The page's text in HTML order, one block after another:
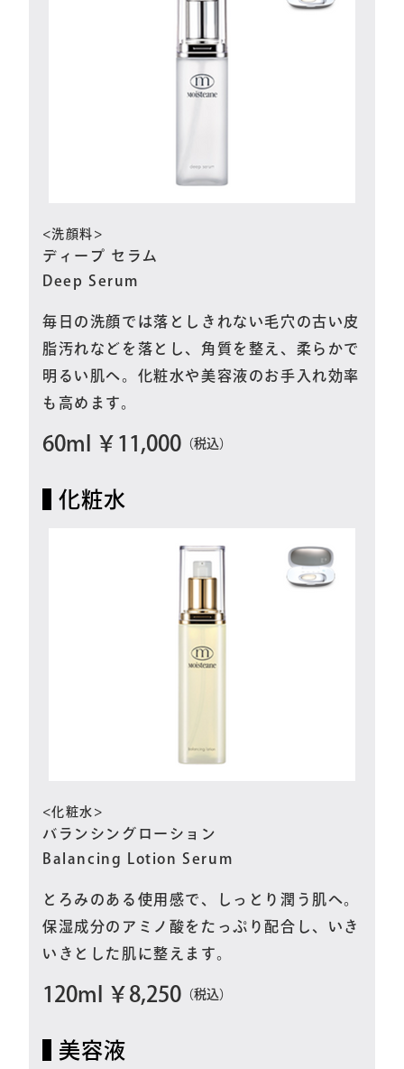
<洗顔料>
ディープ セラム
Deep Serum
毎日の洗顔では落としきれない毛穴の古い皮
脂汚れなどを落とし、角質を整え、柔らかで
明るい肌へ。化粧水や美容液のお手入れ効率
も高めます。
60ml ￥11,000 （税込）
化粧水
<化粧水>
バランシングローション
Balancing Lotion Serum
とろみのある使用感で、しっとり潤う肌へ。
保湿成分のアミノ酸をたっぷり配合し、いき
いきとした肌に整えます。
120ml ￥8,250 （税込）
美容液